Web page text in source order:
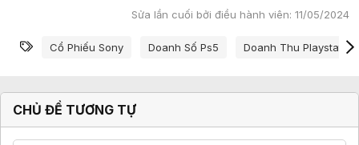
Sửa lần cuối bởi điều hành viên: 11/05/2024
Từ khóa
Cổ Phiếu Sony Doanh Số Ps5 Doanh Thu Playstation
CHỦ ĐỀ TƯƠNG TỰ